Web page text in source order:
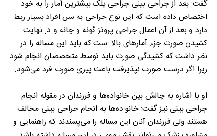
گفت: بعد از جراحی بینی جراحی پلک بیشترین آمار را به خود
اختصاص داده است که این نوع جراحی به سن افراد بسیار ربط
دارد و بعد از آن اعمال جراحی پروتز گونه و چانه و در نهایت
کشیدن صورت جزء آمارهای بالا است که باید این مساله را در
نظر داشت که کشیدگی صورت باید توسط متخصصان انجام شود
زیرا اگر درست صورت نپذیرفت باعث پیری صورت فرد می‌شود.
او با اشاره به چالش بین خانواده‌ها و فرزندان در مقوله انجام
جراحی بینی نیز گفت: خانواده‌ها به انجام جراحی بینی مخالف
هستند ولی فرزندان آنان این مساله را می‌پسندند که راهنمایی و